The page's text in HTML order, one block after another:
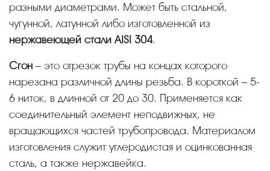
разными диаметрами. Может быть стальной,
чугунной, латунной либо изготовленной из
нержавеющей стали AISI 304.
Сгон – это отрезок трубы на концах которого
нарезана различной длины резьба. В короткой – 5-
6 ниток, в длинной от 20 до 30. Применяется как
соединительный элемент неподвижных, не
вращающихся частей трубопровода. Материалом
изготовления служит углеродистая и оцинкованная
сталь, а также нержавейка.